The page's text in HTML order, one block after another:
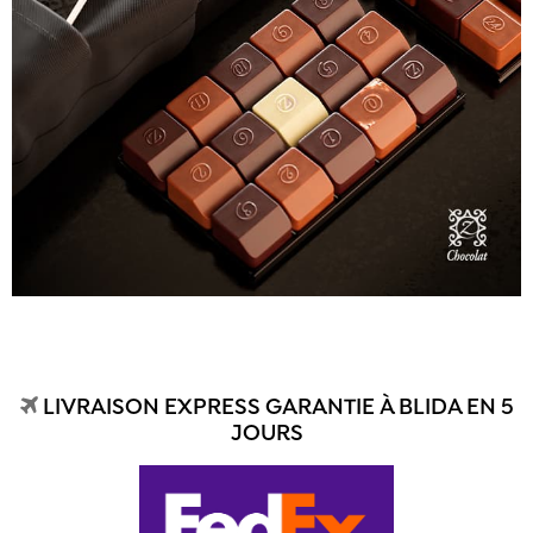
LIVRAISON EXPRESS GARANTIE À BLIDA EN 5
JOURS